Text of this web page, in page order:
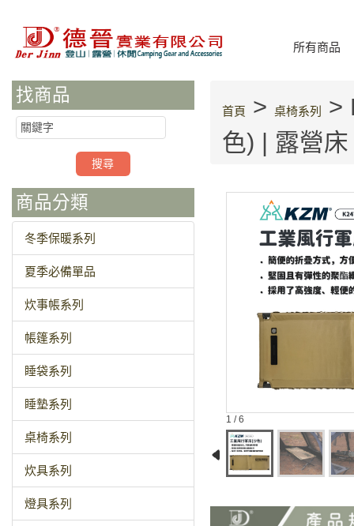
所有商品
找商品
商品分類
冬季保暖系列
夏季必備單品
炊事帳系列
帳篷系列
睡袋系列
睡墊系列
桌椅系列
炊具系列
燈具系列
首頁 > 桌椅系列
>
色) | 露營
1 / 6